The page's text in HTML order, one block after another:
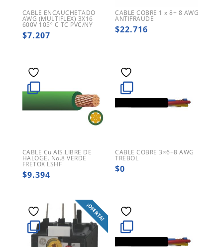
CABLE ENCAUCHETADO
AWG (MULTIFLEX) 3X16
600V 105º C TC PVC/NY
$7.207
CABLE COBRE 1 x 8+ 8 AWG
ANTIFRAUDE
$22.716
CABLE Cu AIS.LIBRE DE
HALOGE. No.8 VERDE
FRETOX LSHF
$9.394
CABLE COBRE 3×6+8 AWG
TREBOL
$0
¡OFERTA!